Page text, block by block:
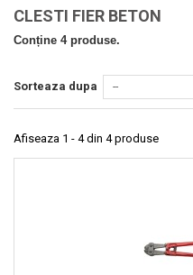
CLESTI FIER BETON
Conține 4 produse.
Sorteaza dupa --
Afiseaza 1 - 4 din 4 produse